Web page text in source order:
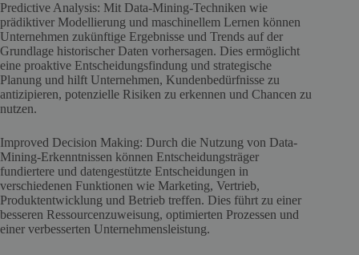
Predictive Analysis: Mit Data-Mining-Techniken wie
prädiktiver Modellierung und maschinellem Lernen können
Unternehmen zukünftige Ergebnisse und Trends auf der
Grundlage historischer Daten vorhersagen. Dies ermöglicht
eine proaktive Entscheidungsfindung und strategische
Planung und hilft Unternehmen, Kundenbedürfnisse zu
antizipieren, potenzielle Risiken zu erkennen und Chancen zu
nutzen.
Improved Decision Making: Durch die Nutzung von Data-
Mining-Erkenntnissen können Entscheidungsträger
fundiertere und datengestützte Entscheidungen in
verschiedenen Funktionen wie Marketing, Vertrieb,
Produktentwicklung und Betrieb treffen. Dies führt zu einer
besseren Ressourcenzuweisung, optimierten Prozessen und
einer verbesserten Unternehmensleistung.